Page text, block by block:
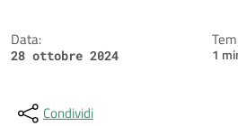
Data:
28 ottobre 2024 1
Condividi